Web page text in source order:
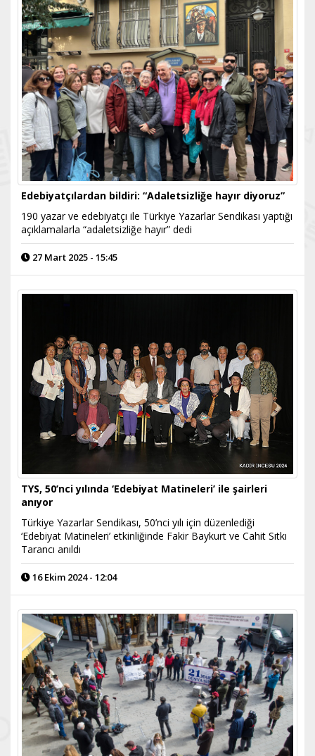
Edebiyatçılardan bildiri: “Adaletsizliğe hayır diyoruz”
190 yazar ve edebiyatçı ile Türkiye Yazarlar Sendikası yaptığı
açıklamalarla “adaletsizliğe hayır” dedi
27 Mart 2025 - 15:45
TYS, 50’nci yılında ‘Edebiyat Matineleri’ ile şairleri
anıyor
Türkiye Yazarlar Sendikası, 50’nci yılı için düzenlediği
‘Edebiyat Matineleri’ etkinliğinde Fakir Baykurt ve Cahit Sıtkı
Tarancı anıldı
16 Ekim 2024 - 12:04